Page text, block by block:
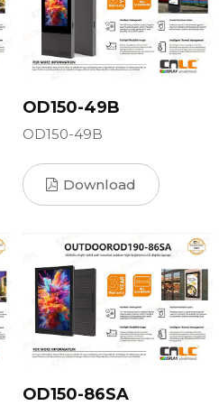
OD150-49B
OD150-49B
Download
OD150-86SA